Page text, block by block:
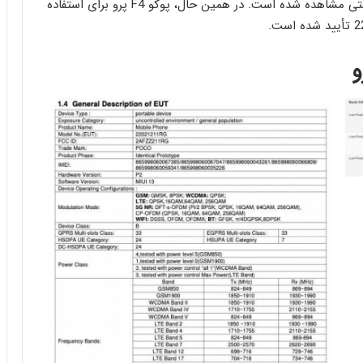
شماره مدل 22021211RG و باتری 4400 میلی آمپر ساعتی مشاهده شده است. در همین حال، پوکو F4 پرو برای استفاده